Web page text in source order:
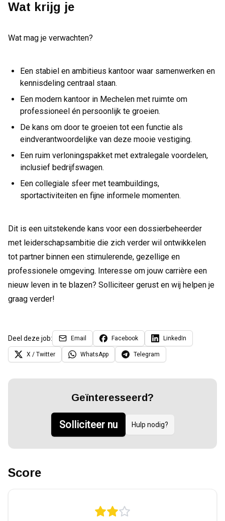
Wat krijg je
Wat mag je verwachten?
Een stabiel en ambitieus kantoor waar samenwerken en
kennisdeling centraal staan.
Een modern kantoor in Mechelen met ruimte om
professioneel én persoonlijk te groeien.
De kans om door te groeien tot een functie als
eindverantwoordelijke van deze mooie vestiging.
Een ruim verloningspakket met extralegale voordelen,
inclusief bedrijfswagen.
Een collegiale sfeer met teambuildings,
sportactiviteiten en fijne informele momenten.
Dit is een uitstekende kans voor een dossierbeheerder
met leiderschapsambitie die zich verder wil ontwikkelen
tot partner binnen een stimulerende, gezellige en
professionele omgeving. Interesse om jouw carrière een
nieuw leven in te blazen? Solliciteer gerust en wij helpen je
graag verder!
Deel deze job: Email Facebook LinkedIn
X / Twitter WhatsApp Telegram
Geïnteresseerd?
Solliciteer nu Hulp nodig?
Score